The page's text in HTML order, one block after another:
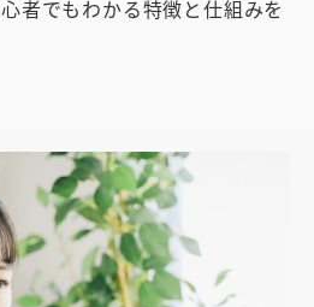
者でもわかる特徴と仕組みを